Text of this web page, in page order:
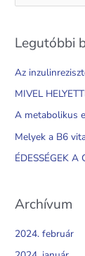
e
r
c
r
:
Legutóbbi
Az
MIVEL
A metabolikus
Melyek a B6
ÉDESSÉGEK A
Archívum
2024. február